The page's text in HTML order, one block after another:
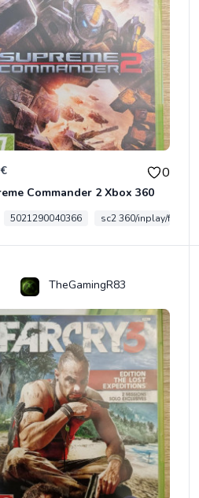
0
Commander 2 Xbox 360
5021290040366 sc2 360/inplay/fra
TheGamingR83